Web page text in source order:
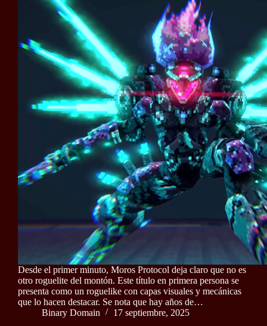
Desde el primer minuto, Moros Protocol deja claro que no es
otro roguelite del montón. Este título en primera persona se
presenta como un roguelike con capas visuales y mecánicas
que lo hacen destacar. Se nota que hay años de…
Binary Domain
17 septiembre, 2025